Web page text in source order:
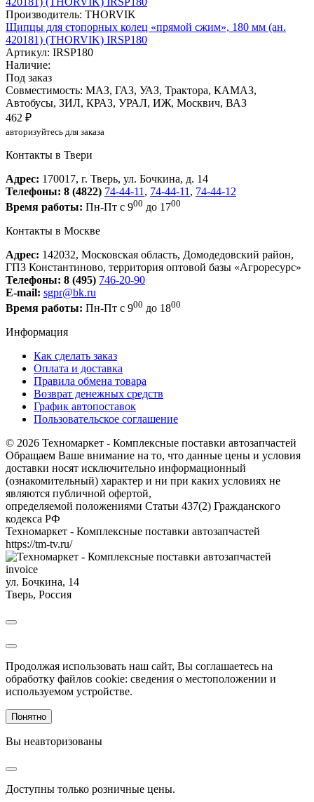
Производитель: THORVIK
Щипцы для стопорных колец «прямой сжим», 180 мм (ан.
420181) (THORVIK) IRSP180
Артикул: IRSP180
Наличие:
Под заказ
Совместимость: МАЗ, ГАЗ, УАЗ, Трактора, КАМАЗ,
Автобусы, ЗИЛ, КРАЗ, УРАЛ, ИЖ, Москвич, ВАЗ
462 ₽
авторизуйтесь для заказа
Контакты в Твери
Адрес: 170017, г. Тверь, ул. Бочкина, д. 14
Телефоны: 8 (4822) 74-44-11 , 74-44-11 , 74-44-12
Время работы: Пн-Пт с 900 до 1700
Контакты в Москве
Адрес: 142032, Московская область, Домодедовский район,
ГПЗ Константиново, территория оптовой базы «Агроресурс»
Телефоны: 8 (495) 746-20-90
E-mail: sgpr@bk.ru
Время работы: Пн-Пт с 900 до 1800
Информация
Как сделать заказ
Оплата и доставка
Правила обмена товара
Возврат денежных средств
График автопоставок
Пользовательское соглашение
© 2026 Техномаркет - Комплексные поставки автозапчастей
Обращаем Ваше внимание на то, что данные цены и условия
доставки носят исключительно информационный
(ознакомительный) характер и ни при каких условиях не
являются публичной офертой,
определяемой положениями Статьи 437(2) Гражданского
кодекса РФ
Техномаркет - Комплексные поставки автозапчастей
https://tm-tv.ru/
invoice
ул. Бочкина, 14
Тверь, Россия
Продолжая использовать наш сайт, Вы соглашаетесь на
обработку файлов cookie: сведения о местоположении и
используемом устройстве.
Понятно
Вы неавторизованы
Доступны только розничные цены.